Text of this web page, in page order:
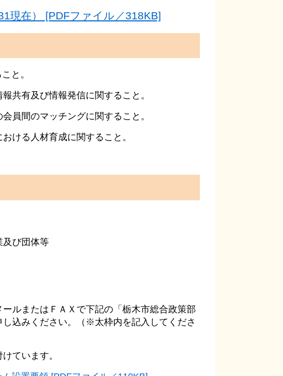
現在） [PDFファイル／318KB]
と。
共有及び情報発信に関すること。
員間のマッチングに関すること。
ける人材育成に関すること。
】
及び団体等
】
ルまたはＦＡＸで下記の「栃木市総合政策部
込みください。（※太枠内を記入してくださ
ています。